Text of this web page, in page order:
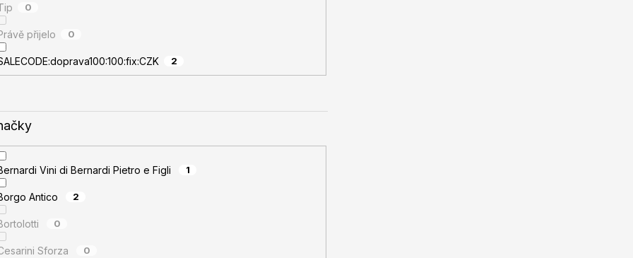
0
přijelo 0
2
Vini di Bernardi Pietro e Figli 1
Antico 2
0
Sforza 0